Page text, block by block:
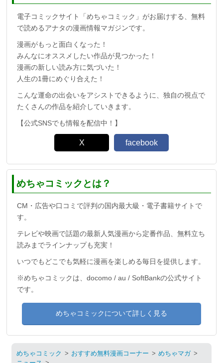
電子コミックサイト「めちゃコミック」がお届けする、無料
で読めるアナタの漫画情報マガジンです。
漫画がもっと面白くなった！
みんなにオススメしたい作品が見つかった！
漫画の新しい読み方に気づいた！
人生の1冊にめぐり合えた！
こんな運命の出会いをアシストできるように、独自の視点で
たくさんの作品を紹介していきます。
【公式SNSでも情報を配信中！】
X facebook
めちゃコミックとは？
CM・広告や口コミで評判の国内最大級・電子書籍サイトで
す。
テレビや映画で話題の最新人気漫画から定番作品、無料立ち
読みまでラインナップも充実！
いつでもどこでも気軽に漫画を楽しめる毎日を提供します。
※めちゃコミックは、docomo / au / SoftBankの公式サイト
です。
めちゃコミックについて詳しく見る
めちゃコミック おすすめ無料漫画コーナー
めちゃマガ